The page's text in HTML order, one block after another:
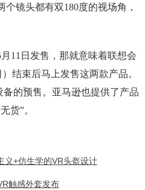
镜头都有双180度的视场角，
日发售，那就意味着联想会
结束后马上发售这两款产品。
的预售。亚马逊也提供了产品
货”。
义+仿生学的VR头盔设计
触感外套发布